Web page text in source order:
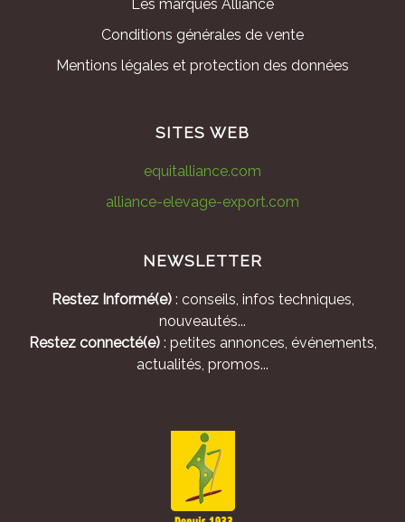
Les marques Alliance
Conditions générales de vente
Mentions légales et protection des données
SITES WEB
equitalliance.com
alliance-elevage-export.com
NEWSLETTER
Restez Informé(e): conseils, infos techniques,
nouveautés...
Restez connecté(e): petites annonces, événements,
actualités, promos...